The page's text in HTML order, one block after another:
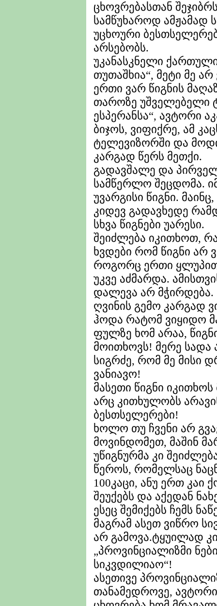
ცხოვრებასთან
სამწუხაროდ ამჟამად
უცხოური
არსებობს.
უკანასკნელი
თუთაშხია“, მეტი მე არ
ერთი ვარ წიგნის
თაროზე უშველებელი
ესპერანსა“, ავტორი
ბიჯოს, ვიფიქრე, ამ
ტელევიზორში და
კარგად წერს მეთქი.
გადავშალე და
სამწერლო შეცდომა.
უვარგისი წიგნი.
კიდევ გადავხედე
სხვა წიგნები უარესი.
შეიძლება იკითხოთ,
ხვდები რომ წიგნი არ
როგორც ერთი ყლუპით
უკვე აძმარდა.
დალევა არ
ღვინის გემო კარგად
ჰოდა რატომ ვიყიდო
ფულზე ხომ არაა,
მოითხოვს! მერე სადა
სიგრძე, რომ მე მისი
ვანიავო!
მასეთი წიგნი
არც კითხულობს
ბესთსელერები!
ხოლო თუ ჩვენი არ
მოვინდომეთ, მაშინ
უწიგნურმა კი
წეროს, რომელსაც
100კაცი, ანუ ერთ
შეუქებს და აქედან
ესეც შემიქებს ჩემს
მაგრამ ასეთ ვიწრო
არ გამოვა.ტყუილად
„პროვინციალიზმი
სიკვდილიაო“!
ასეთივე
თანამედროვე,